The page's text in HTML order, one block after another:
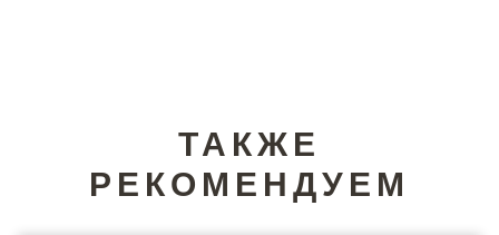
ТАКЖЕ
РЕКОМЕНДУЕМ